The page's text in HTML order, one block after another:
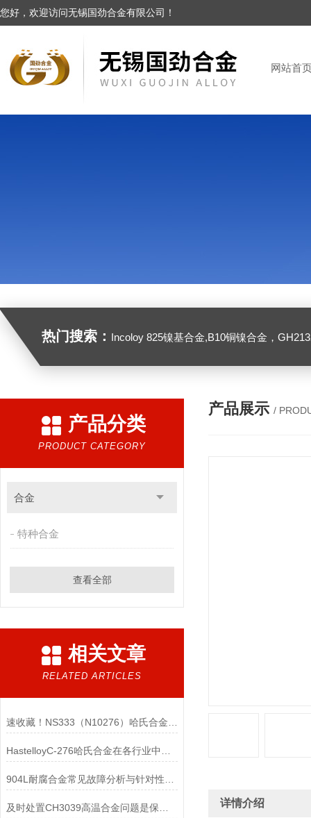
您好，欢迎访问无锡国劲合金有限公司！
网站首
热门搜索： Incoloy 825镍基合金,B10铜镍合金，GH2132高温合金，C276
产品分类
PRODUCT CATEGORY
合金
特种合金
查看全部
相关文章
RELATED ARTICLES
产品展示 /
详情介绍